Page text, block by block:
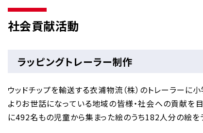
社会貢献活動
ラッピングトレーラー制作
ウッドチップを輸送する衣浦物流（株）のトレーラーに
よりお世話になっている地域の皆様・社会への貢献を
に492名もの児童から集まった絵のうち182人分の絵を